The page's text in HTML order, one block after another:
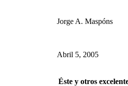
Jorge A. Maspóns
Abril 5, 2005
Éste y otros